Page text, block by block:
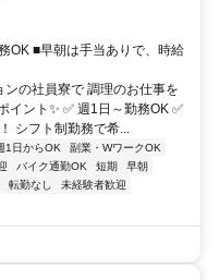
OK ■早朝は手当ありで、時給
の社員寮で 調理のお仕事を
イント✨ ✅ 週1日～勤務OK ✅
シフト制勤務で希...
1日からOK
副業・WワークOK
バイク通勤OK 短期
早朝
転勤なし
未経験者歓迎